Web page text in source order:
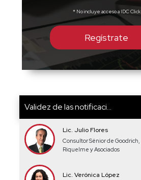
* No incluye acceso a IDC Click
Regístrate
Validez de las notificaci...
Lic. Julio Flores
Consultor Sénior de Goodrich,
Riquelme y Asociados
Lic. Verónica López